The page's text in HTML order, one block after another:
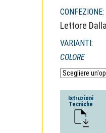
CONFEZIONE:
Lettore
VARIANTI:
COLORE
Istruzioni
Tecniche